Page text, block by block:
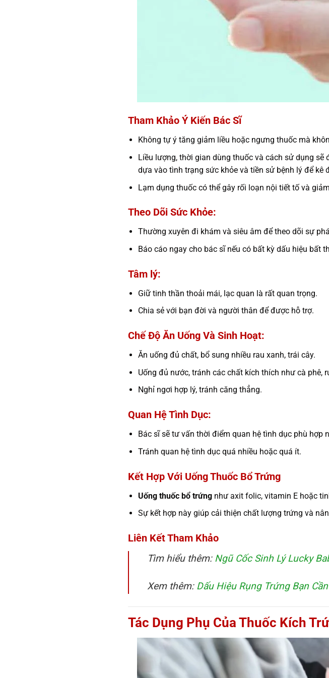
Tham Khảo Ý Kiến Bác Sĩ
Không tự ý tăng giảm liều hoặc ngưng thuốc mà
Liều lượng, thời gian dùng thuốc và cách sử dụng
dựa vào tình trạng sức khỏe và tiền sử bệnh lý để kê
Lạm dụng thuốc có thể gây rối loạn nội tiết tố và
Theo Dõi Sức Khỏe:
Thường xuyên đi khám và siêu âm để theo dõi sự
Báo cáo ngay cho bác sĩ nếu có bất kỳ dấu hiệu bất
Tâm lý:
Giữ tinh thần thoải mái, lạc quan là rất quan trọng.
Chia sẻ với bạn đời và người thân để được hỗ trợ.
Chế Độ Ăn Uống Và Sinh Hoạt:
Ăn uống đủ chất, bổ sung nhiều rau xanh, trái cây.
Uống đủ nước, tránh các chất kích thích như cà phê,
Nghỉ ngơi hợp lý, tránh căng thẳng.
Quan Hệ Tình Dục:
Bác sĩ sẽ tư vấn thời điểm quan hệ tình dục phù hợp
Tránh quan hệ tình dục quá nhiều hoặc quá ít.
Kết Hợp Với Uống Thuốc Bổ Trứng
Uống thuốc bổ trứng như axit folic, vitamin E hoặc
Sự kết hợp này giúp cải thiện chất lượng trứng và
Liên Kết Tham Khảo
Tìm hiểu thêm: Ngũ Cốc Sinh Lý Lucky
Xem thêm: Dấu Hiệu Rụng Trứng Bạn
Tác Dụng Phụ Của Thuốc Kích